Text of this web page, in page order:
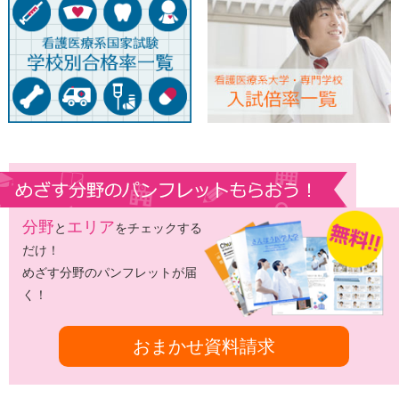
分野と エリアをチェックする
だけ！
めざす分野のパンフレットが届
く！
おまかせ資料請求